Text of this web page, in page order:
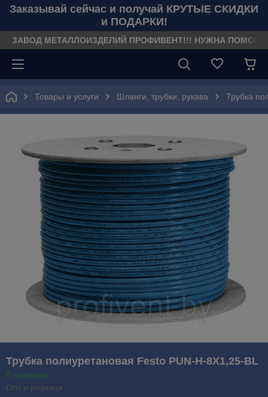
Заказывай сейчас и получай КРУТЫЕ СКИДКИ
и ПОДАРКИ!
ЗАВОД МЕТАЛЛОИЗДЕЛИЙ ПРОФИВЕНТ!!! НУЖНА
Товары и услуги Шланги, трубки, рукава Трубка
Трубка полиуретановая Festo PUN-H-8X1,25-BL
В наличии
Опт и розница